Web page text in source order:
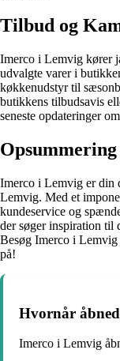
Tilbud og
Imerco i Lemvig kører
udvalgte varer i
køkkenudstyr til
butikkens tilbudsavis
seneste opdateringer
Opsummering
Imerco i Lemvig er din
Lemvig. Med et
kundeservice og
der søger inspiration til
Besøg Imerco i
på!
Hvornår
Imerco i Lemvig